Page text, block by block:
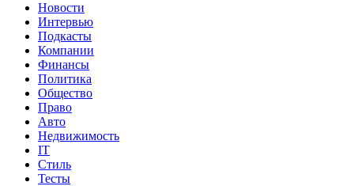
Новости
Интервью
Подкасты
Компании
Финансы
Политика
Общество
Право
Авто
Недвижимость
IT
Стиль
Тесты